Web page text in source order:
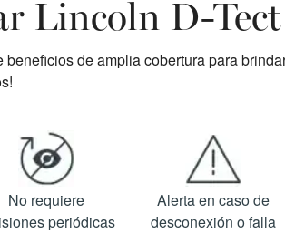
Lincoln D-Tect
de amplia cobertura para
No requiere
periódicas
Alerta en caso de
desconexión o falla